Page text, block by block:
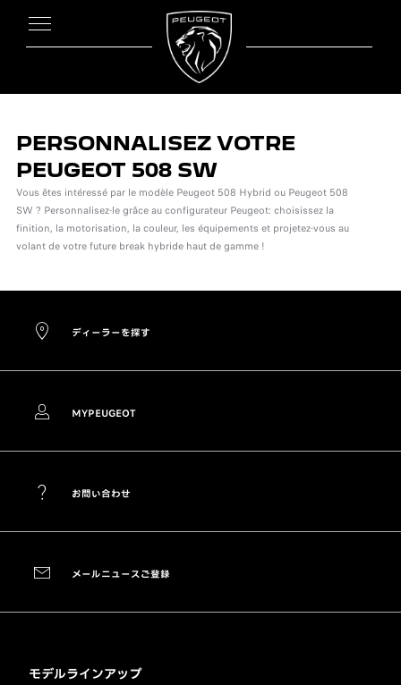
PERSONNALISEZ VOTRE
PEUGEOT 508 SW
Vous êtes intéressé par le modèle Peugeot 508 Hybrid ou Peugeot 508
SW ? Personnalisez-le grâce au configurateur Peugeot: choisissez la
finition, la motorisation, la couleur, les équipements et projetez-vous au
volant de votre future break hybride haut de gamme !
ディーラーを探す
MYPEUGEOT
お問い合わせ
メールニュースご登録
モデルラインアップ